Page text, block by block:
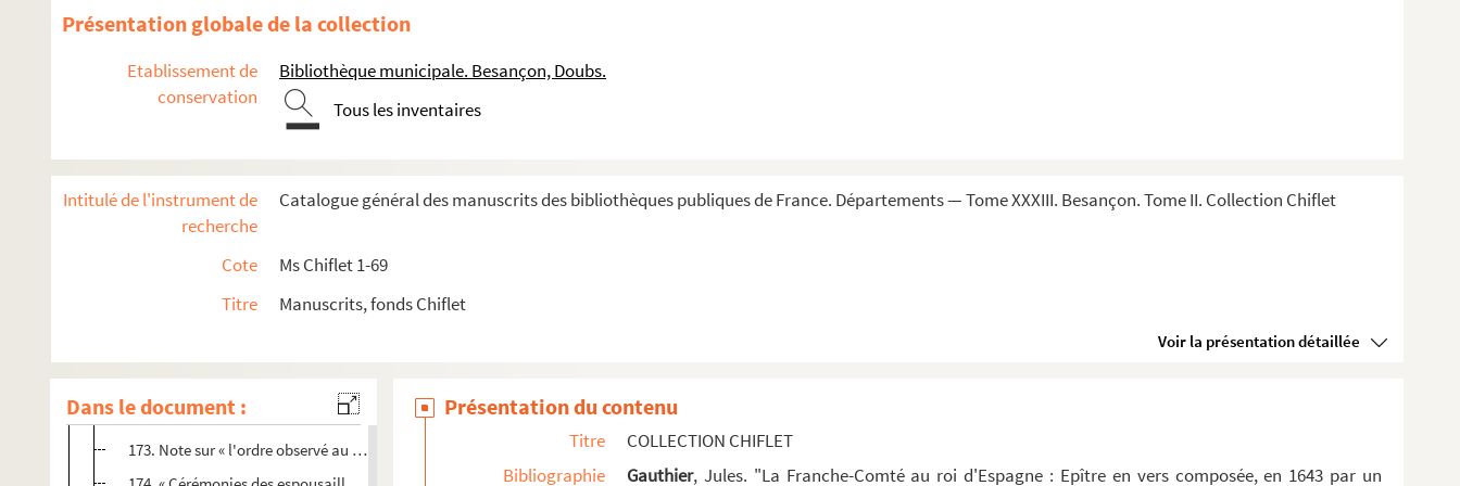
Présentation globale de la collection
Etablissement de
conservation
Bibliothèque municipale. Besançon, Doubs.
Tous les inventaires
Intitulé de l'instrument de
recherche
Catalogue général des manuscrits des bibliothèques publiques de France. Départements — Tome XXXIII. Besançon. Tome II. Collection Chiflet
Cote
Ms Chiflet 1-69
Titre
Manuscrits, fonds Chiflet
Voir la présentation détaillée
Dans le document :
73. « Relation des cérémonies observées au baptesme du sérénissime prince d'Espagne Philippe-André-Prosp...
80. « Verbal du voyage de Portugal, qui se feist de par feu monsieur le bon duc Philippe de Bourgoigne, ...
106. « Extraict des mémoires mss. de messire Jean Le Febvre, seigneur de Saint-Remy... de l'ambassade que...
142. « Nuptiae Caroli Quinti et Elizabethae, Portugalliae regis filiae : II aprilis 1525 »
143. Entrevue de Bayonne entre le roi de France avec la reine mère et la reine d'Espagne, accompagnée du ...
159. « Cy sont denommez les princes et princesses qui assistèrent aux nopces du duc de Deux-Ponts, qui pr...
167. Relation du mariage de Maximilien de Noircarmes, maître d'hôtel de l'infante Isabelle, avec Anne-Mar...
171. Solennités des noces du comte d'Egmond et de Sabine de Bavière (1544)
173. Note sur « l'ordre observé au mariage de Sigismond III, roy de Pologne, avec Constance, fille de Cha...
Présentation du contenu
Titre
COLLECTION CHIFLET
Bibliographie
Gauthier, Jules. "La Franche-Comté au roi d'Espagne : Epître en vers composée, en 1643 par un